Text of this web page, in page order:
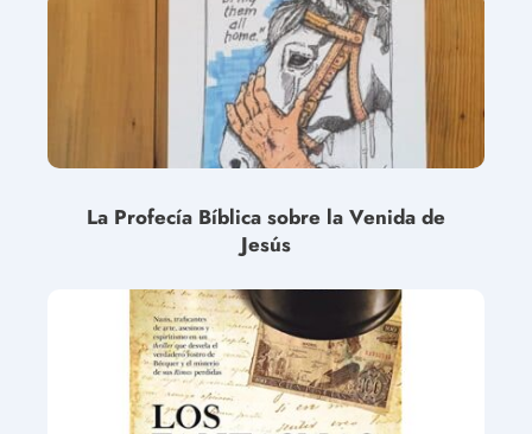
La Profecía Bíblica sobre la Venida de
Jesús